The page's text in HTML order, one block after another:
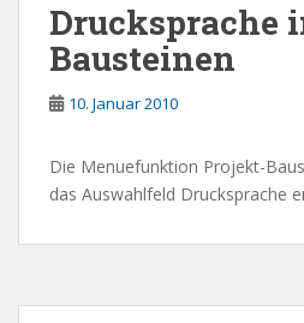
Drucksprache
Bausteinen
10. Januar 2010
Die Menuefunktion Projekt-
das Auswahlfeld Drucksprache